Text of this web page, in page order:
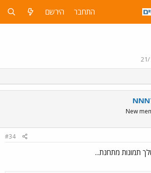
התחבר הירשם
New
#34
תמונות מתחנת...